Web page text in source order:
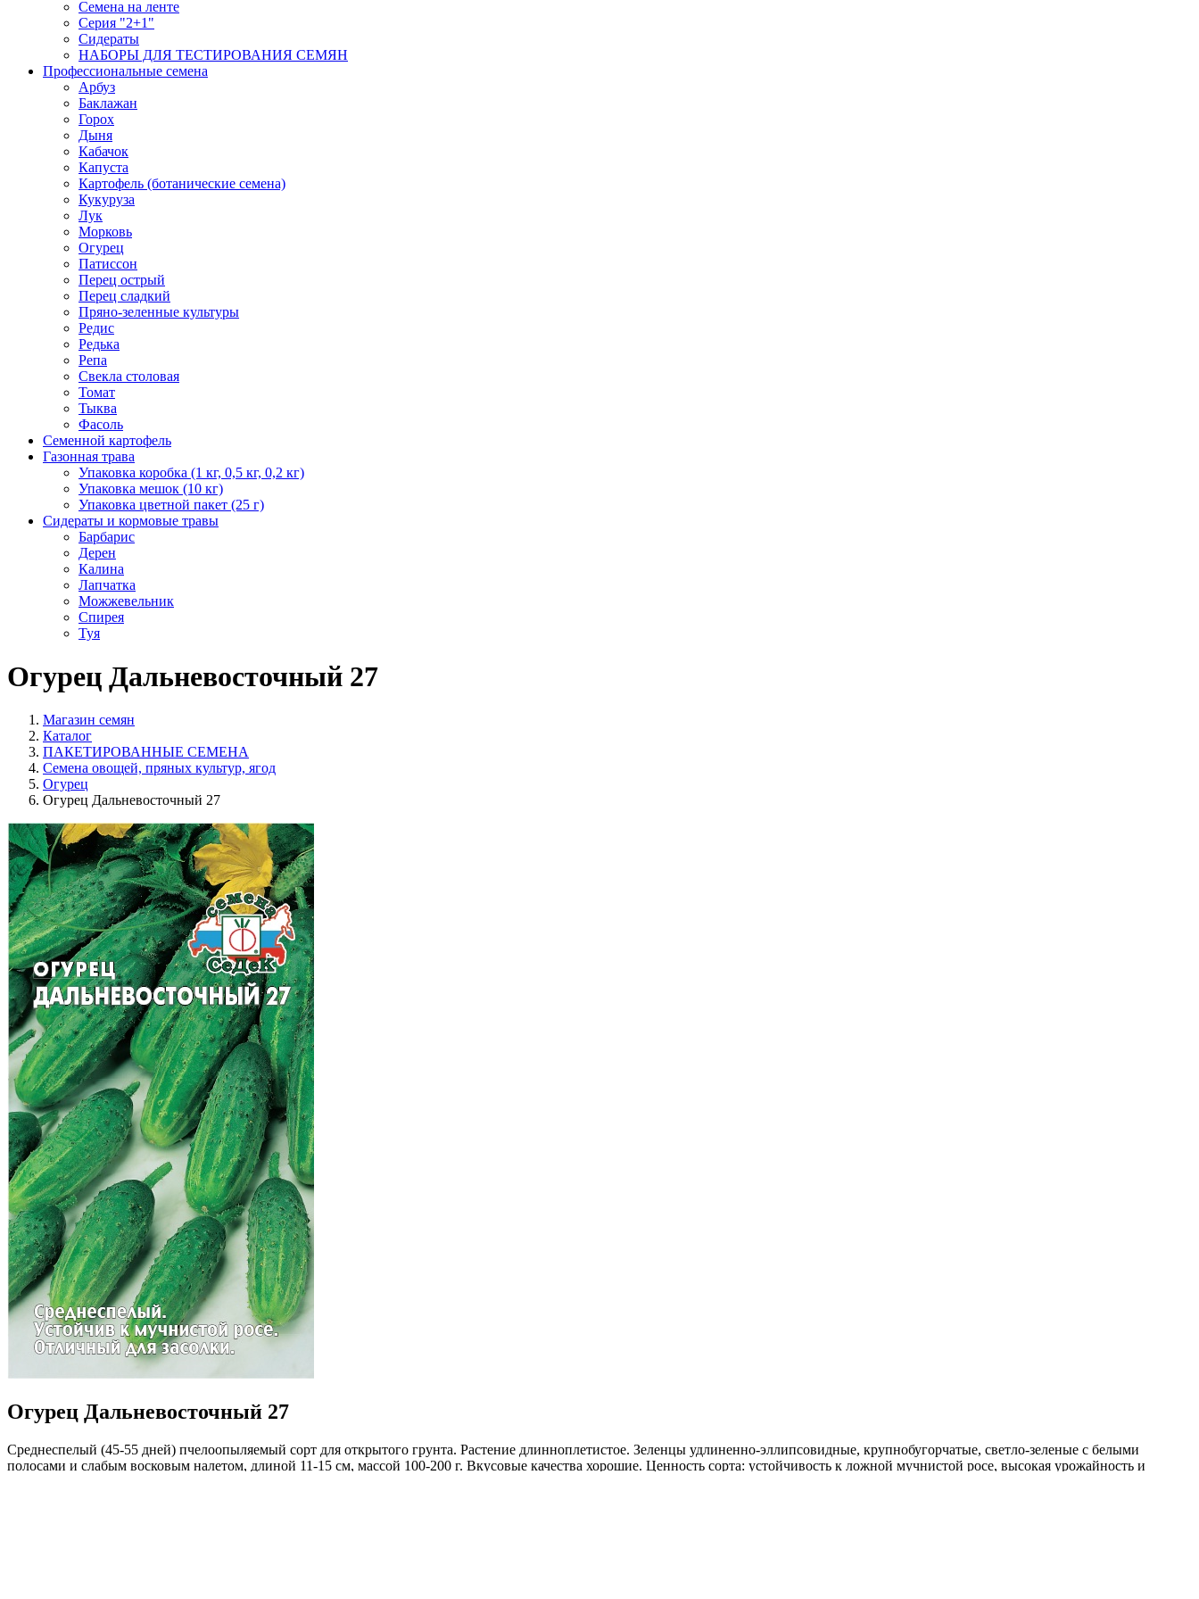
Семена на ленте
Серия "2+1"
Сидераты
НАБОРЫ ДЛЯ ТЕСТИРОВАНИЯ СЕМЯН
Профессиональные семена
Арбуз
Баклажан
Горох
Дыня
Кабачок
Капуста
Картофель (ботанические семена)
Кукуруза
Лук
Морковь
Огурец
Патиссон
Перец острый
Перец сладкий
Пряно-зеленные культуры
Редис
Редька
Репа
Свекла столовая
Томат
Тыква
Фасоль
Семенной картофель
Газонная трава
Упаковка коробка (1 кг, 0,5 кг, 0,2 кг)
Упаковка мешок (10 кг)
Упаковка цветной пакет (25 г)
Сидераты и кормовые травы
Барбарис
Дерен
Калина
Лапчатка
Можжевельник
Спирея
Туя
Огурец Дальневосточный 27
Магазин семян
Каталог
ПАКЕТИРОВАННЫЕ СЕМЕНА
Семена овощей, пряных культур, ягод
Огурец
Огурец Дальневосточный 27
Огурец Дальневосточный 27
Среднеспелый (45-55 дней) пчелоопыляемый сорт для открытого грунта. Растение длинноплетистое. Зеленцы удлиненно-эллипсовидные, крупнобугорчатые, светло-зеленые с белыми
полосами и слабым восковым налетом, длиной 11-15 см, массой 100-200 г. Вкусовые качества хорошие. Ценность сорта: устойчивость к ложной мучнистой росе, высокая урожайность и